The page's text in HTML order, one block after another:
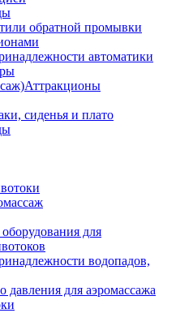
обратной промывки
автоматики
Аттракционы
сиденья и плато
для
водопадов,
давления для аэромассажа